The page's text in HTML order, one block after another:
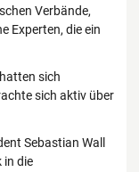
Verbände,
Experten, die ein
sich
sich aktiv über
Sebastian Wall
in die